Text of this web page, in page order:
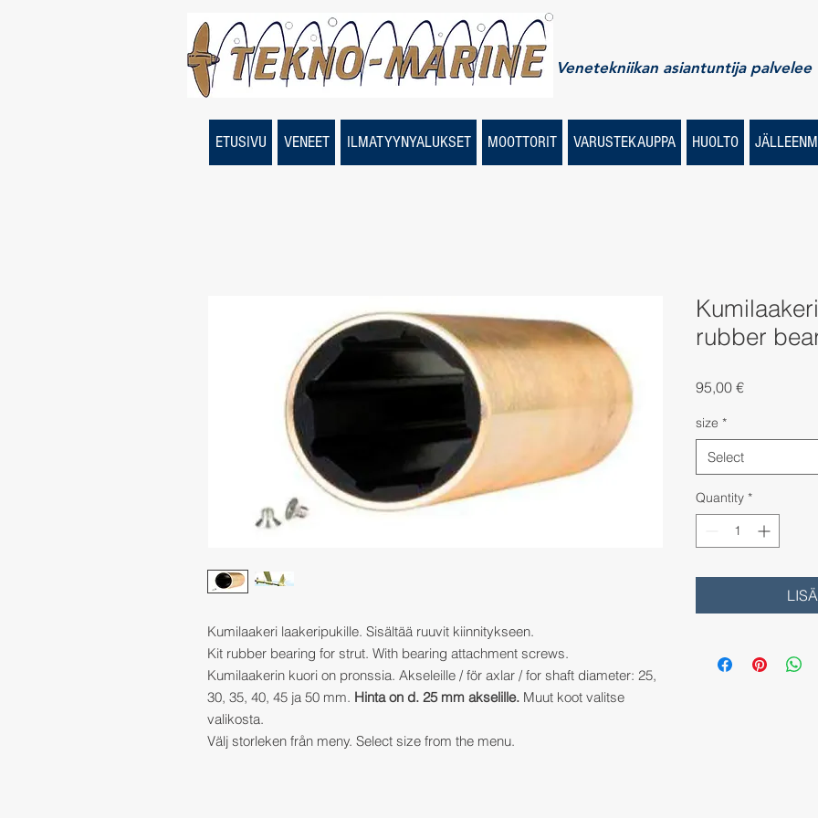
Venetekniikan asiantuntija palvelee
ETUSIVU VENEET ILMATYYNYALUKSET MOOTTORIT VARUSTEKAUPPA HUOLTO
Kumilaakeri laakeripukille. Sisältää ruuvit kiinnitykseen.
Kit rubber bearing for strut. With bearing attachment screws.
Kumilaakerin kuori on pronssia. Akseleille / för axlar / for shaft diameter: 25,
30, 35, 40, 45 ja 50 mm. Hinta on d. 25 mm akselille. Muut koot valitse
valikosta.
Välj storleken från meny. Select size from the menu.
rubber
95,00 €Price
size *
Select
Quantity *